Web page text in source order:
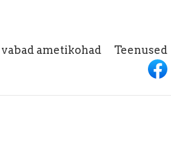
ametikohad Teenused